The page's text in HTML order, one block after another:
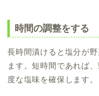
時間の調整をする
長時間漬けると塩分が
ます。短時間であれば
度な塩味を確保します。